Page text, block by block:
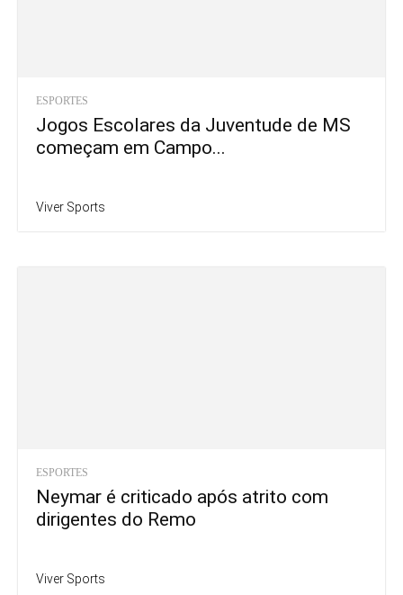
ESPORTES
Jogos Escolares da Juventude de MS
começam em Campo...
Viver Sports
ESPORTES
Neymar é criticado após atrito com
dirigentes do Remo
Viver Sports